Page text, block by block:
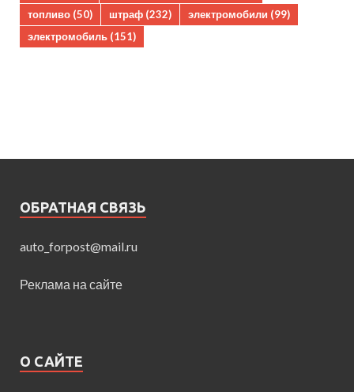
топливо (50) штраф (232) электромобили (99)
электромобиль (151)
ОБРАТНАЯ СВЯЗЬ
auto_forpost@mail.ru
Реклама на сайте
О САЙТЕ